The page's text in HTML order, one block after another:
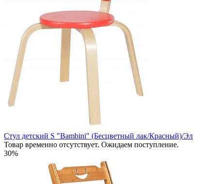
Стул детский S "Bambini" (Бесцветный лак/Красный)/Эл
Товар временно отсутствует. Ожидаем поступление.
30%